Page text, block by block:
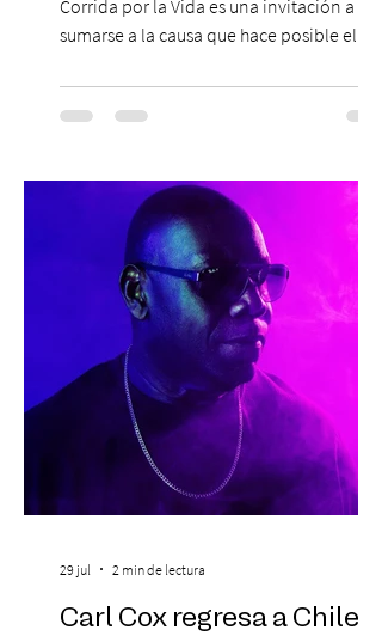
Corrida por la Vida es una invitación a
sumarse a la causa que hace posible el
desarrolla durante todo el año: brindar
orientación, contención y apoyo
experiencia del cáncer de mama y a sus
familias, además de impulsar la detección
temprana, porque la información también
es una forma de acompañar. Con este
propósito, la Corporación realizará la 17ª
Corrida por la Vida, e
Carl Cox regresa a Chile
29 jul 2 min de lectura